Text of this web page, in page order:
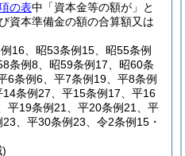
の表中「資本金等の額が」と
資本準備金の額の合算額又は
16、昭53条例15、昭55条例
条例8、昭59条例17、昭60条
6条例6、平7条例19、平8条例
条例27、平15条例17、平16
平19条例21、平20条例21、平
、平30条例23、令2条例15・
)